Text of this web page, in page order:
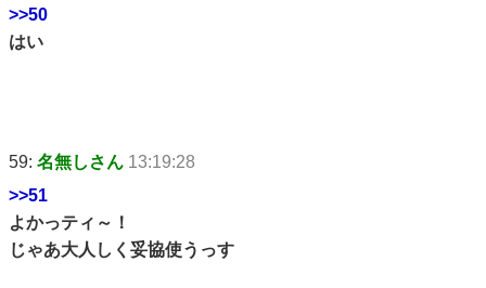
>>50
はい
59: 名無しさん 13:19:28
>>51
よかっティ～！
じゃあ大人しく妥協使うっす